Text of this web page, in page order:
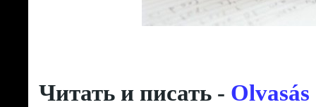
Читать и писать - Olvasás